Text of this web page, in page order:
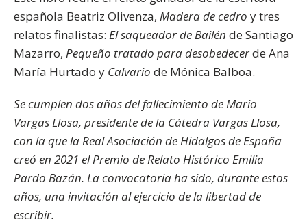
española Beatriz Olivenza, Madera de cedro y tres
relatos finalistas: El saqueador de Bailén de Santiago
Mazarro, Pequeño tratado para desobedecerde Ana
María Hurtado y Calvario de Mónica Balboa.
Se cumplen dos años del fallecimiento de Mario
Vargas Llosa, presidente de la Cátedra Vargas Llosa,
con la que la Real Asociación de Hidalgos de España
creó en 2021 el Premio de Relato Histórico Emilia
Pardo Bazán. La convocatoria ha sido, durante estos
años, una invitación al ejercicio de la libertad de
escribir.